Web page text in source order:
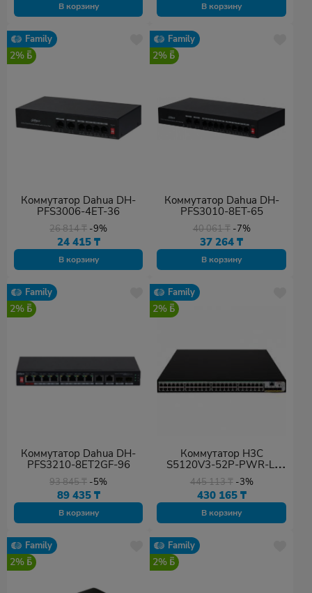
В корзину В корзину
Family
2%
Коммутатор Dahua DH-
PFS3006-4ET-36
26 814₸ -9%
24 415 ₸
В корзину
Family
2%
Коммутатор Dahua DH-
PFS3010-8ET-65
40 061₸ -7%
37 264₸
В корзину
Family
2%
Коммутатор Dahua DH-
PFS3210-8ET2GF-96
93 845₸ -5%
89 435 ₸
В корзину
Family
2%
Коммутатор H3C
S5120V3-52P-PWR-LI
LS5120V3-52P-PWR-LI-
GL Switch
445 113₸ -3%
430 165 ₸
В корзину
Family
2%
Family
2%